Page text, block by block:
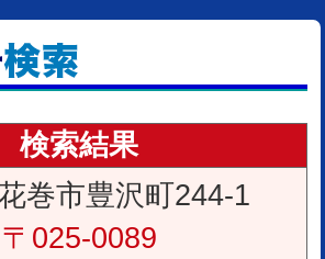
検索結果
巻市豊沢町244-1
〒025-0089